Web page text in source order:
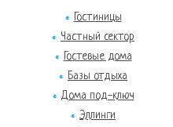
Гостиницы
Частный сектор
Гостевые дома
Базы отдыха
Дома под-ключ
Эллинги